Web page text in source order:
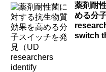
薬剤耐
める分
switch